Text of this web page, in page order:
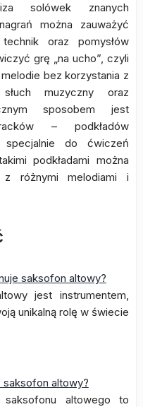
solówek znanych
można zauważyć
oraz pomysłów
grę „na ucho”, czyli
bez korzystania z
muzyczny oraz
sposobem jest
– podkładów
specjalnie do ćwiczeń
podkładami można
z różnymi melodiami i
saksofon altowy?
jest instrumentem,
unikalną rolę w świecie
saksofon altowy?
saksofonu altowego to